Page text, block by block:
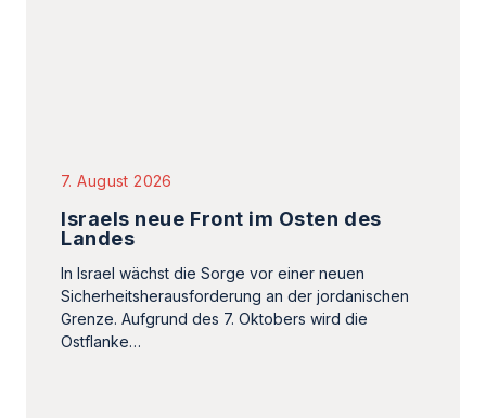
Grenze. Aufgrund des 7. Oktobers wird die